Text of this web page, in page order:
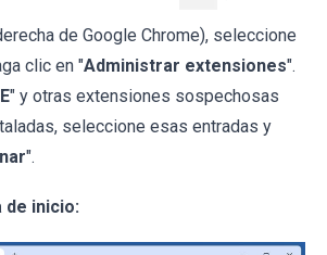
de Google Chrome), seleccione
clic en "Administrar extensiones".
" y otras extensiones sospechosas
seleccione esas entradas y
".
de inicio: